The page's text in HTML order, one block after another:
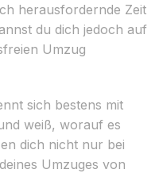
herausfordernde Zeit
du dich jedoch auf
Umzug
sich bestens mit
weiß, worauf es
dich nicht nur bei
Umzuges von